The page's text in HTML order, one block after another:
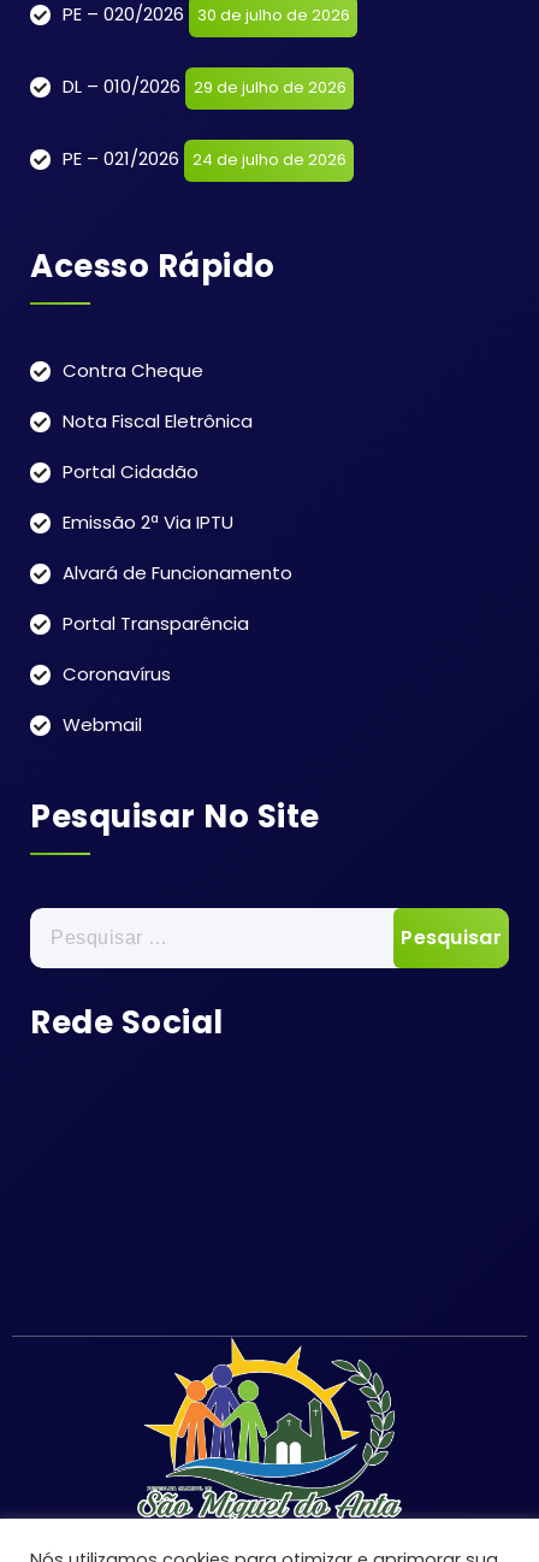
PE – 020/2026 30 de julho de 2026
DL – 010/2026 29 de julho de 2026
PE – 021/2026 24 de julho de 2026
Acesso Rápido
Contra Cheque
Nota Fiscal Eletrônica
Portal Cidadão
Emissão 2ª Via IPTU
Alvará de Funcionamento
Portal Transparência
Coronavírus
Webmail
Pesquisar No Site
Pesquisar
por:
Rede Social